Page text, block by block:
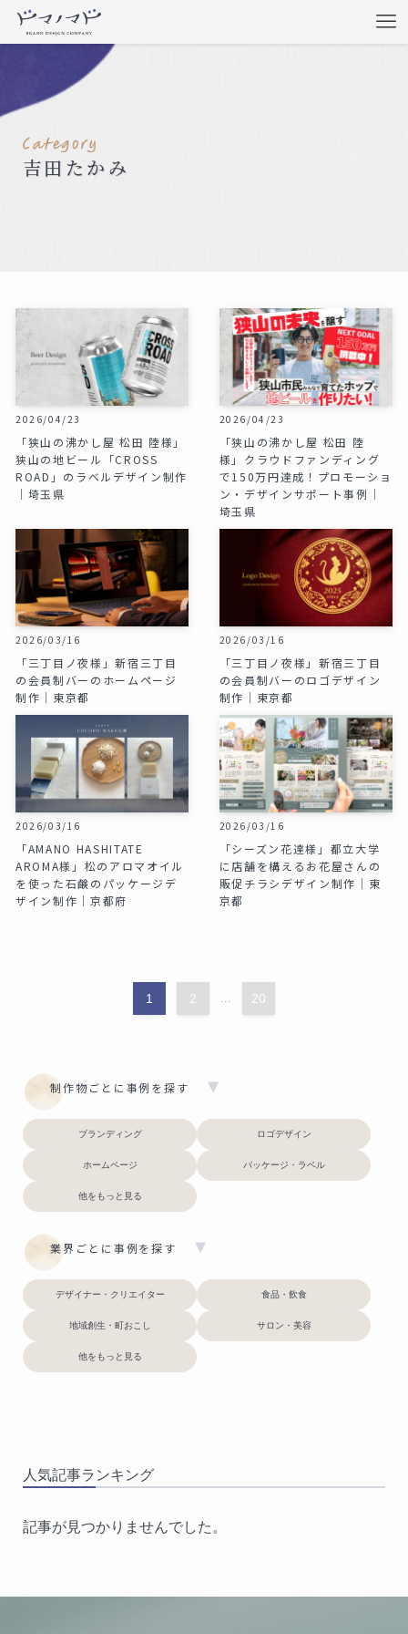
吉田たかみ
2026/04/23
「狭山の沸かし屋 松田 陸様」
狭山の地ビール「CROSS
ROAD」のラベルデザイン制作
｜埼玉県
2026/04/23
「狭山の沸かし屋 松田 陸
様」クラウドファンディング
で150万円達成！プロモーショ
ン・デザインサポート事例｜
埼玉県
2026/03/16
「三丁目ノ夜様」新宿三丁目
の会員制バーのホームページ
制作｜東京都
2026/03/16
「三丁目ノ夜様」新宿三丁目
の会員制バーのロゴデザイン
制作｜東京都
2026/03/16
「AMANO HASHITATE
AROMA様」松のアロマオイル
を使った石鹸のパッケージデ
ザイン制作｜京都府
2026/03/16
「シーズン花達様」都立大学
に店舗を構えるお花屋さんの
販促チラシデザイン制作｜東
京都
1 2 ... 20
制作物ごとに事例を探す
ブランディング ロゴデザイン
ホームページ パッケージ・ラベル
他をもっと見る
業界ごとに事例を探す
デザイナー・クリエイター 食品・飲食
地域創生・町おこし サロン・美容
他をもっと見る
人気記事ランキング
記事が見つかりませんでした。